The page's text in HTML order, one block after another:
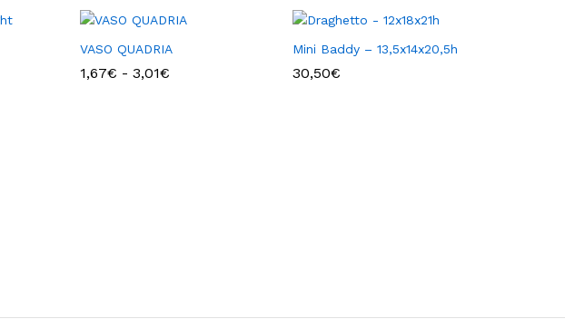
VASO QUADRIA
1,67€ - 3,01€
Mini Baddy – 13,5x14x20,5h
30,50€